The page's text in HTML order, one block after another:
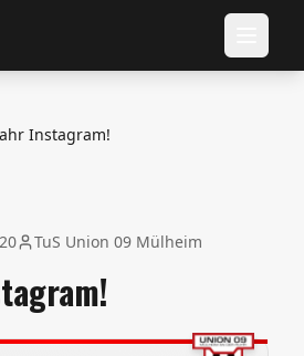
Instagram!
TuS Union 09 Mülheim